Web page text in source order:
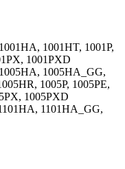
1001HT, 1001P,
1001PXD
1005HA_GG,
1005P, 1005PE,
1005PXD
1101HA_GG,